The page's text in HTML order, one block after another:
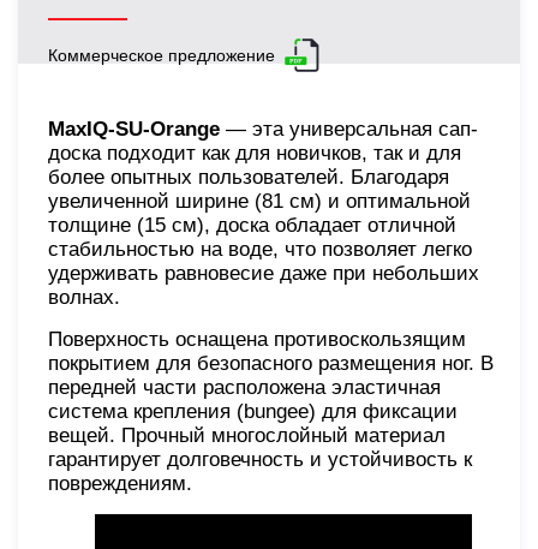
Коммерческое предложение
MaxIQ-SU-Orange — эта универсальная сап-
доска подходит как для новичков, так и для
более опытных пользователей. Благодаря
увеличенной ширине (81 см) и оптимальной
толщине (15 см), доска обладает отличной
стабильностью на воде, что позволяет легко
удерживать равновесие даже при небольших
волнах.
Поверхность оснащена противоскользящим
покрытием для безопасного размещения ног. В
передней части расположена эластичная
система крепления (bungee) для фиксации
вещей. Прочный многослойный материал
гарантирует долговечность и устойчивость к
повреждениям.